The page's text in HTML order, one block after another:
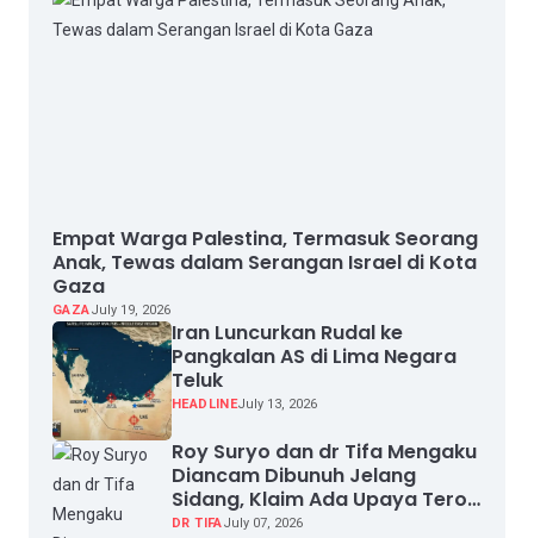
Empat Warga Palestina, Termasuk Seorang
Anak, Tewas dalam Serangan Israel di Kota
Gaza
GAZAJuly 19, 2026
Iran Luncurkan Rudal ke
Pangkalan AS di Lima Negara
Teluk
HEADLINEJuly 13, 2026
Roy Suryo dan dr Tifa Mengaku
Diancam Dibunuh Jelang
Sidang, Klaim Ada Upaya Teror
dan Intimidasi
DR TIFAJuly 07, 2026